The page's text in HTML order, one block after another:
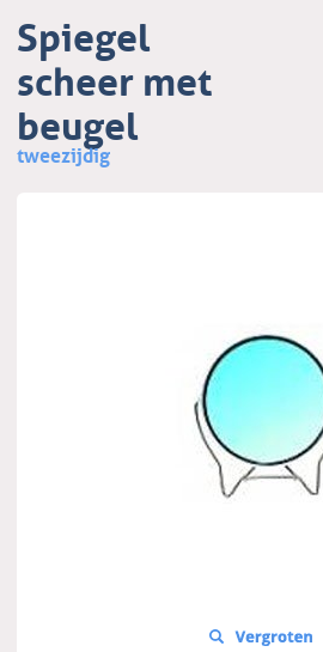
Spiegel
scheer met
beugel
tweezijdig